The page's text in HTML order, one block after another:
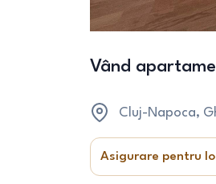
Vând
Cluj-Napoca,
Asigurare pentru